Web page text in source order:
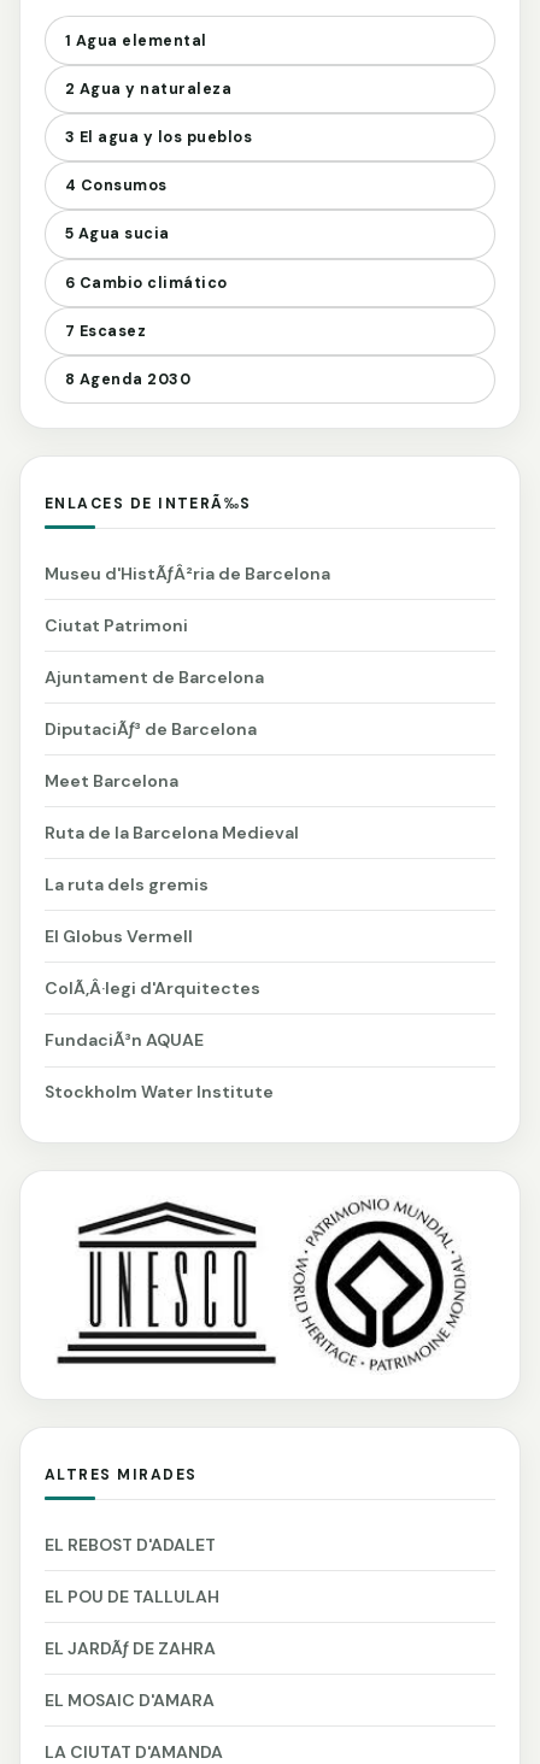
1 Agua elemental
2 Agua y naturaleza
3 El agua y los pueblos
4 Consumos
5 Agua sucia
6 Cambio climático
7 Escasez
8 Agenda 2030
ENLACES DE INTERÃ‰S
Museu d'HistÃƒÂ²ria de Barcelona
Ciutat Patrimoni
Ajuntament de Barcelona
DiputaciÃƒ³ de Barcelona
Meet Barcelona
Ruta de la Barcelona Medieval
La ruta dels gremis
El Globus Vermell
ColÃ‚Â·legi d'Arquitectes
FundaciÃ³n AQUAE
Stockholm Water Institute
ALTRES MIRADES
EL REBOST D'ADALET
EL POU DE TALLULAH
EL JARDÃƒ DE ZAHRA
EL MOSAIC D'AMARA
LA CIUTAT D'AMANDA